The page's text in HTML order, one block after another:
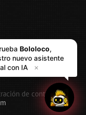
de contenidos:
Bololoco,
nuevo asistente
con IA
✕